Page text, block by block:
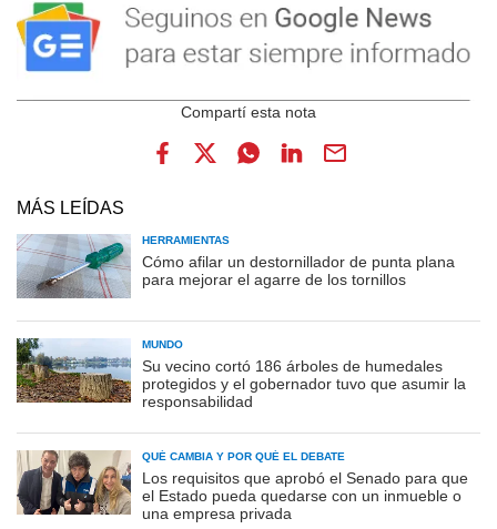
MÁS LEÍDAS
HERRAMIENTAS
Cómo afilar un destornillador de punta plana
para mejorar el agarre de los tornillos
MUNDO
Su vecino cortó 186 árboles de humedales
protegidos y el gobernador tuvo que asumir la
responsabilidad
QUÉ CAMBIA Y POR QUÉ EL DEBATE
Los requisitos que aprobó el Senado para que
el Estado pueda quedarse con un inmueble o
una empresa privada